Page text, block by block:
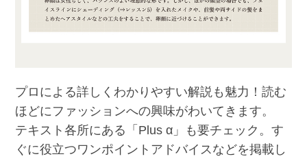
プロによる詳しくわかりやすい解説も魅力！読む
ほどにファッションへの興味がわいてきます。
テキスト各所にある「Plus α」も要チェック。す
ぐに役立つワンポイントアドバイスなどを掲載し